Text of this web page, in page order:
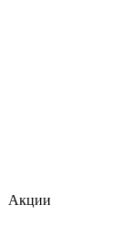
Акции